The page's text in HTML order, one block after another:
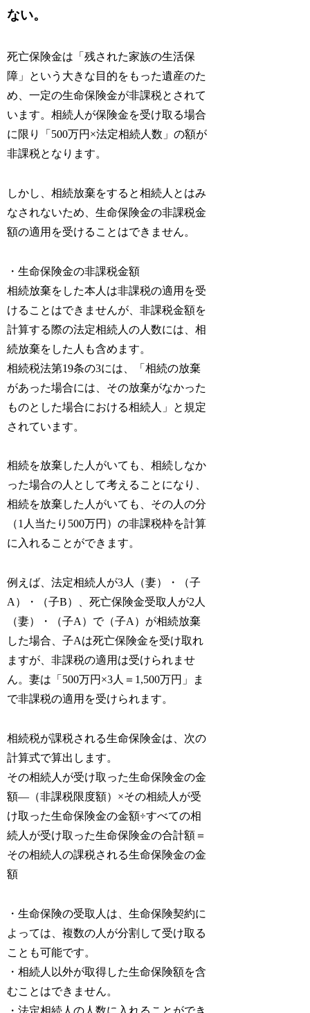
ない。
死亡保険金は「残された家族の生活保
障」という大きな目的をもった遺産のた
め、一定の生命保険金が非課税とされて
います。相続人が保険金を受け取る場合
に限り「500万円×法定相続人数」の額が
非課税となります。
しかし、相続放棄をすると相続人とはみ
なされないため、生命保険金の非課税金
額の適用を受けることはできません。
・生命保険金の非課税金額
相続放棄をした本人は非課税の適用を受
けることはできませんが、非課税金額を
計算する際の法定相続人の人数には、相
続放棄をした人も含めます。
相続税法第19条の3には、「相続の放棄
があった場合には、その放棄がなかった
ものとした場合における相続人」と規定
されています。
相続を放棄した人がいても、相続しなか
った場合の人として考えることになり、
相続を放棄した人がいても、その人の分
（1人当たり500万円）の非課税枠を計算
に入れることができます。
例えば、法定相続人が3人（妻）・（子
A）・（子B）、死亡保険金受取人が2人
（妻）・（子A）で（子A）が相続放棄
した場合、子Aは死亡保険金を受け取れ
ますが、非課税の適用は受けられませ
ん。妻は「500万円×3人＝1,500万円」ま
で非課税の適用を受けられます。
相続税が課税される生命保険金は、次の
計算式で算出します。
その相続人が受け取った生命保険金の金
額―（非課税限度額）×その相続人が受
け取った生命保険金の金額÷すべての相
続人が受け取った生命保険金の合計額＝
その相続人の課税される生命保険金の金
額
・生命保険の受取人は、生命保険契約に
よっては、複数の人が分割して受け取る
ことも可能です。
・相続人以外が取得した生命保険額を含
むことはできません。
・法定相続人の人数に入れることができ